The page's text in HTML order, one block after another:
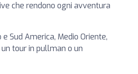
che rendono ogni avventura
Sud America, Medio Oriente,
tour in pullman o un